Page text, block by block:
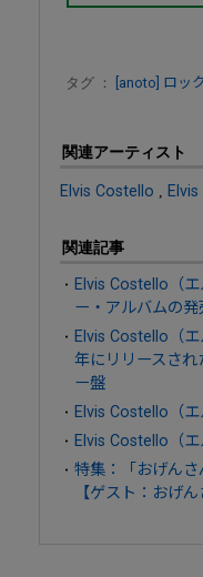
タグ ： [anoto] ロッ
関連アーティスト
Elvis Costello
関連記事
Elvis Costello（
ー・アルバムの
Elvis Costello（
年にリリースさ
ー盤
Elvis Costello（
Elvis Costello（
特集：「おげん
【ゲスト：おげ